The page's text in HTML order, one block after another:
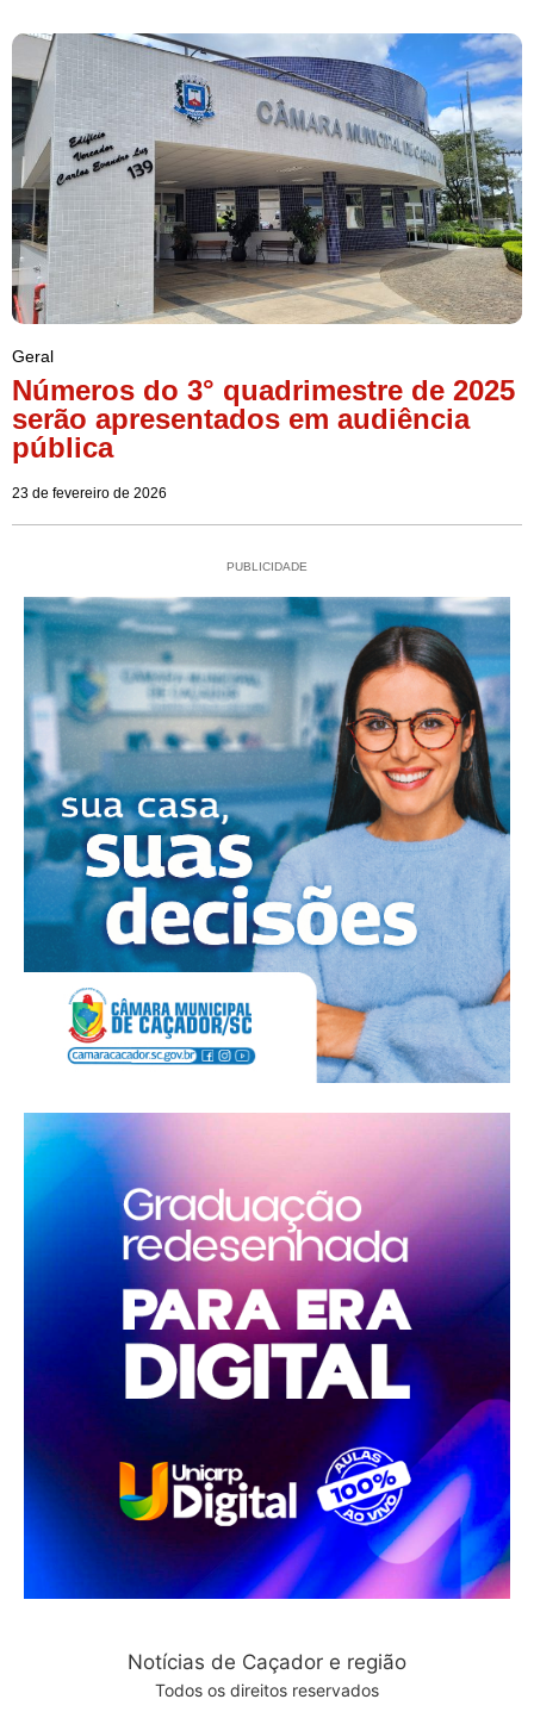
Geral
Números do 3° quadrimestre de 2025
serão apresentados em audiência
pública
23 de fevereiro de 2026
PUBLICIDADE
Notícias de Caçador e região
Todos os direitos reservados